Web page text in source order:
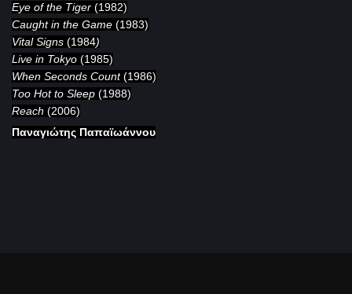
Eye of the Tiger (1982)
Caught in the Game (1983)
Vital Signs (1984)
Live in Tokyo (1985)
When Seconds Count (1986)
Too Hot to Sleep (1988)
Reach (2006)
Παναγιώτης Παπαϊωάννου